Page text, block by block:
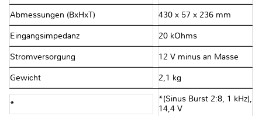
Abmessungen (BxHxT) 430 x 57 x 236 mm
Eingangsimpedanz 20 kOhms
Stromversorgung 12 V minus an Masse
Gewicht 2,1 kg
*
*(Sinus Burst 2:8, 1 kHz),
14,4 V